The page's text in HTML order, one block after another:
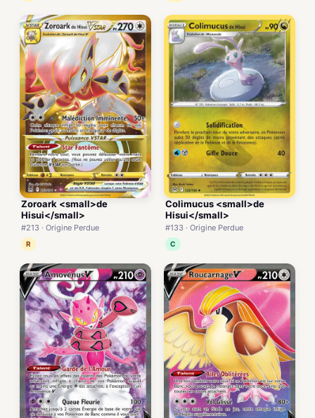
Zoroark <small>de
Hisui</small>
#213 · Origine Perdue
R
Colimucus <small>de
Hisui</small>
#133 · Origine Perdue
C